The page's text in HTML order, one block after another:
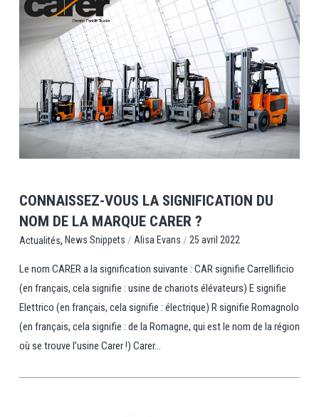
View Post
CONNAISSEZ-VOUS LA SIGNIFICATION DU
NOM DE LA MARQUE CARER ?
Actualités, News Snippets / Alisa Evans / 25 avril 2022
Le nom CARER a la signification suivante : CAR signifie Carrellificio
(en français, cela signifie : usine de chariots élévateurs) E signifie
Elettrico (en français, cela signifie : électrique) R signifie Romagnolo
(en français, cela signifie : de la Romagne, qui est le nom de la région
où se trouve l’usine Carer !) Carer...